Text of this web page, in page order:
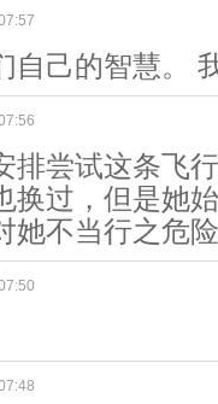
自己的智慧。
排尝试这条飞
换过，但是她
她不当行之危